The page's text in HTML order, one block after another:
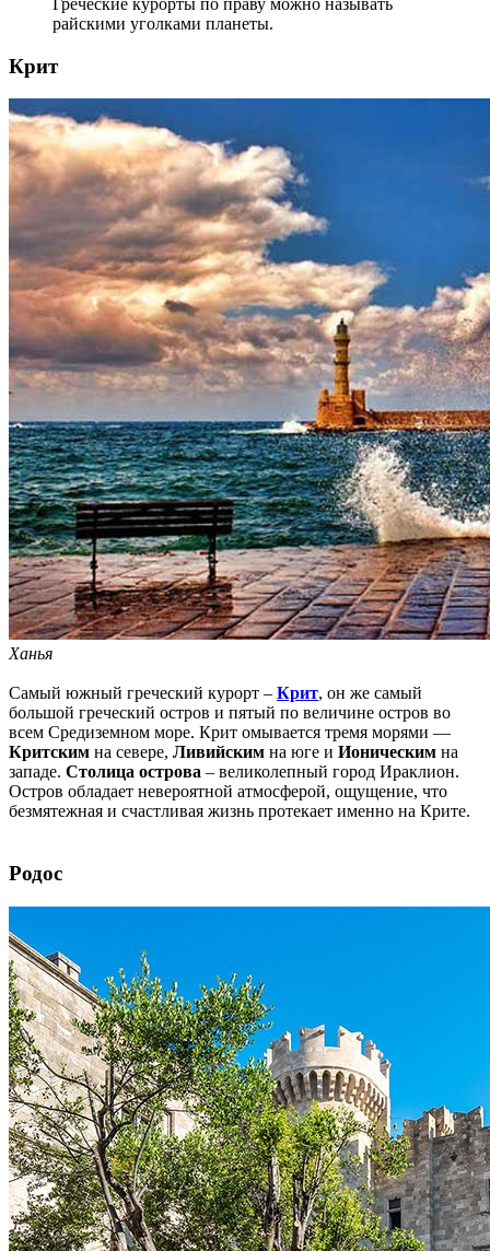
райскими уголками планеты.
Крит
Ханья
Самый южный греческий курорт – Крит, он же самый
большой греческий остров и пятый по величине остров во
всем Средиземном море. Крит омывается тремя морями —
Критским на севере, Ливийским на юге и Ионическим на
западе. Столица острова – великолепный город Ираклион.
Остров обладает невероятной атмосферой, ощущение, что
безмятежная и счастливая жизнь протекает именно на Крите.
Родос